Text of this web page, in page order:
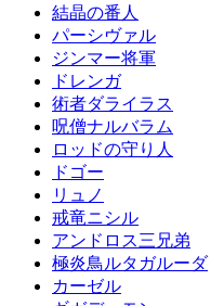
結晶の番人
パーシヴァル
ジンマー将軍
ドレンガ
術者ダライラス
呪僧ナルバラム
ロッドの守り人
ドゴー
リュノ
戒竜ニシル
アンドロス三兄弟
極炎鳥ルタガルーダ
カーゼル